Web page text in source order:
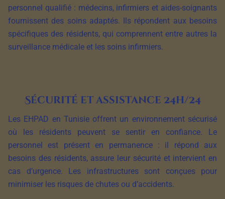
personnel qualifié : médecins, infirmiers et aides-soignants
fournissent des soins adaptés. Ils répondent aux besoins
spécifiques des résidents, qui comprennent entre autres la
surveillance médicale et les soins infirmiers.
Sécurité et assistance 24h/24
Les EHPAD en Tunisie offrent un environnement sécurisé
où les résidents peuvent se sentir en confiance. Le
personnel est présent en permanence : il répond aux
besoins des résidents, assure leur sécurité et intervient en
cas d’urgence. Les infrastructures sont conçues pour
minimiser les risques de chutes ou d’accidents.